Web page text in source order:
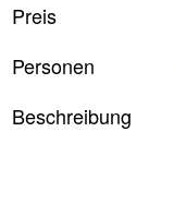
Preis
Personen
Beschreibung